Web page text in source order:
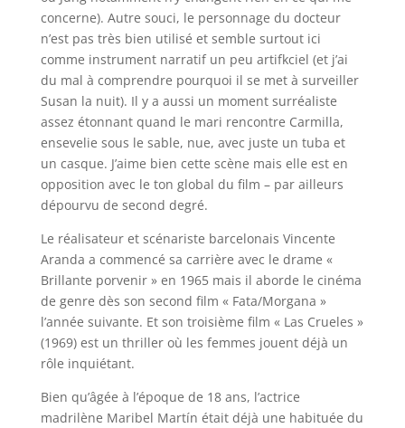
concerne). Autre souci, le personnage du docteur
n’est pas très bien utilisé et semble surtout ici
comme instrument narratif un peu artifkciel (et j’ai
du mal à comprendre pourquoi il se met à surveiller
Susan la nuit). Il y a aussi un moment surréaliste
assez étonnant quand le mari rencontre Carmilla,
ensevelie sous le sable, nue, avec juste un tuba et
un casque. J’aime bien cette scène mais elle est en
opposition avec le ton global du film – par ailleurs
dépourvu de second degré.
Le réalisateur et scénariste barcelonais Vincente
Aranda a commencé sa carrière avec le drame «
Brillante porvenir » en 1965 mais il aborde le cinéma
de genre dès son second film « Fata/Morgana »
l’année suivante. Et son troisième film « Las Crueles »
(1969) est un thriller où les femmes jouent déjà un
rôle inquiétant.
Bien qu’âgée à l’époque de 18 ans, l’actrice
madrilène Maribel Martín était déjà une habituée du